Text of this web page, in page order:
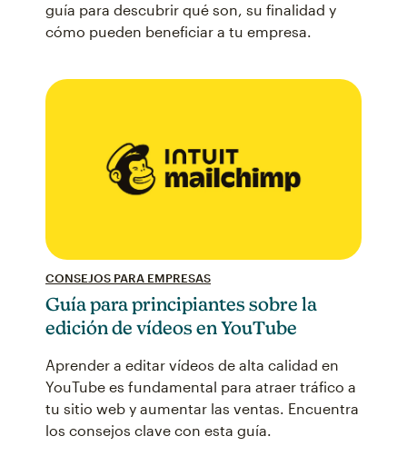
guía para descubrir qué son, su finalidad y
cómo pueden beneficiar a tu empresa.
CONSEJOS PARA EMPRESAS
Guía para principiantes sobre la
edición de vídeos en YouTube
Aprender a editar vídeos de alta calidad en
YouTube es fundamental para atraer tráfico a
tu sitio web y aumentar las ventas. Encuentra
los consejos clave con esta guía.